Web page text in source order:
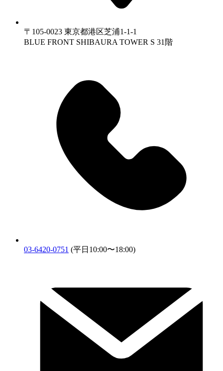
〒105-0023 東京都港区芝浦1-1-1
BLUE FRONT SHIBAURA TOWER S 31階
03-6420-0751 (平日10:00〜18:00)